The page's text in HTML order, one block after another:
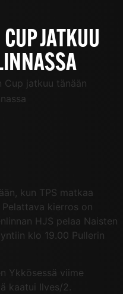
JATKUU
Cup jatkuu tänään
kun TPS matkaa
Pelattava kierros on
HJS pelaa Naisten
klo 19.00 Pullerin
Ykkösessä viime
kaatui Ilves/2.